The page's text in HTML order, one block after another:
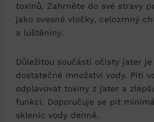
‍toxinů. Zahrněte⁣ do své stravy
jako ovesné vločky, celozrnný‍
a​ luštěniny.
Důležitou součástí očisty jater
dostatečné‍ množství‍ vody. Pití‍
⁣odplavovat toxiny z jater a
funkci. Doporučuje se pít⁣
sklenic ​vody ‌denně.